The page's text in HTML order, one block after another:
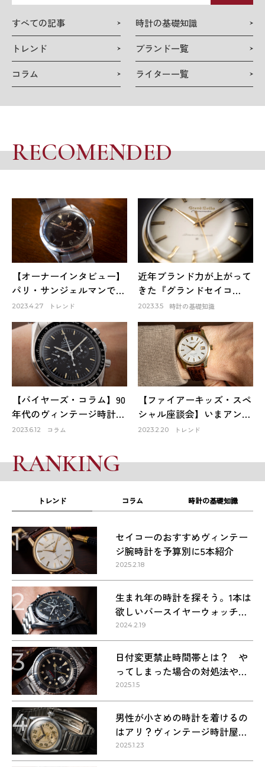
検
索
すべての記事
トレンド
コラム
時計の基礎知識
ブランド一覧
ライター一覧
RECOMENDED
【オーナーインタビュー】
パリ・サンジェルマンで出
会ったロレックスは生涯1
HACHIYAクリエイティブデ
ィレクター 蜂谷雅彦
2023.4.27 トレンド
近年ブランド力が上がって
きた『グランドセイコ
ー』。そのファーストモデ
りでもある！
2023.3.5 時計の基礎知識
【バイヤーズ・コラム】90
年代のヴィンテージ時計が
オススメな理由
2023.6.12 コラム
【ファイアーキッズ・スペ
シャル座談会】いまアンテ
ィーク時計市場はどうなっ
2023.2.20 トレンド
RANKING
トレンド コラム 時計の基礎知識
1
セイコーのおすすめヴィンテー
ジ腕時計を予算別に5本紹介
2025.2.18
2
生まれ年の時計を探そう。1本は
欲しいバースイヤーウォッチ・
1960〜1990年代の名作9本
2024.2.19
3
日付変更禁止時間帯とは？ や
ってしまった場合の対処法や正
しい方法
2025.1.5
4
男性が小さめの時計を着けるの
はアリ？ヴィンテージ時計屋が
回答します！
2025.1.23